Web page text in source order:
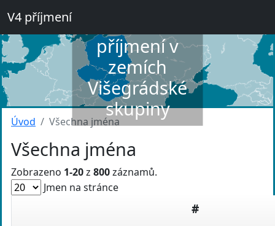
V4 příjmení
příjmení v
zemích
Višegrádské
skupiny
Úvod Všechna jména
Všechna jména
Zobrazeno 1-20z 800záznamů.
Jmen na stránce
#